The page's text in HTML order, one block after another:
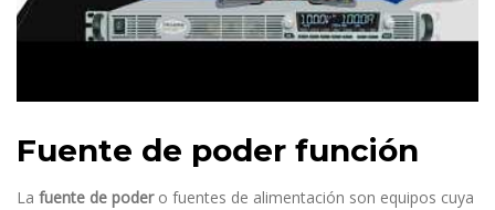
Fuente de poder función
La fuente de poder o fuentes de alimentación son equipos cuya